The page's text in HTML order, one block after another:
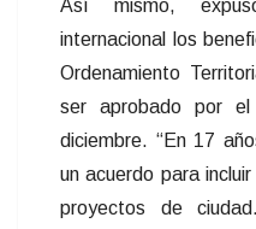
Así mismo,
internacional los
Ordenamiento
ser aprobado por
diciembre. “En 17
un acuerdo para
proyectos de